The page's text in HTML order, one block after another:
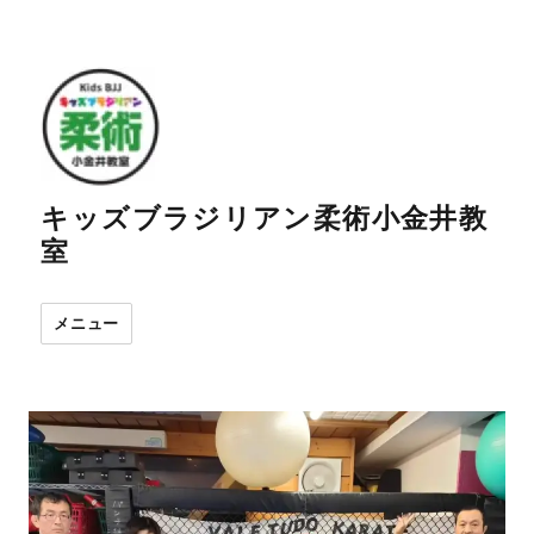
キッズブラジリアン柔術小金井教
室
メニュー